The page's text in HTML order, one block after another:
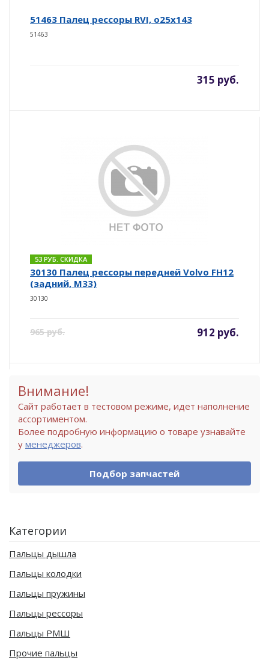
51463 Палец рессоры RVI, o25x143
51463
315 руб.
53 РУБ. СКИДКА
30130 Палец рессоры передней Volvo FH12
(задний, M33)
30130
965 руб. 912 руб.
Внимание!
Сайт работает в тестовом режиме, идет наполнение
ассортиментом.
Более подробную информацию о товаре узнавайте
у менеджеров.
Подбор запчастей
Категории
Пальцы дышла
Пальцы колодки
Пальцы пружины
Пальцы рессоры
Пальцы РМШ
Прочие пальцы